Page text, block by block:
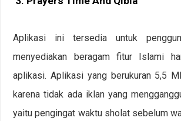
Aplikasi ini tersedia untuk
menyediakan beragam fitur Islami
aplikasi. Aplikasi yang berukuran 5,5
karena tidak ada iklan yang
yaitu pengingat waktu sholat sebelum